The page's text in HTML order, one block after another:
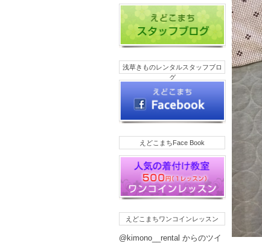
浅草きものレンタルスタッフブロ
グ
えどこまちFace Book
えどこまちワンコインレッスン
@kimono__rental からのツイ